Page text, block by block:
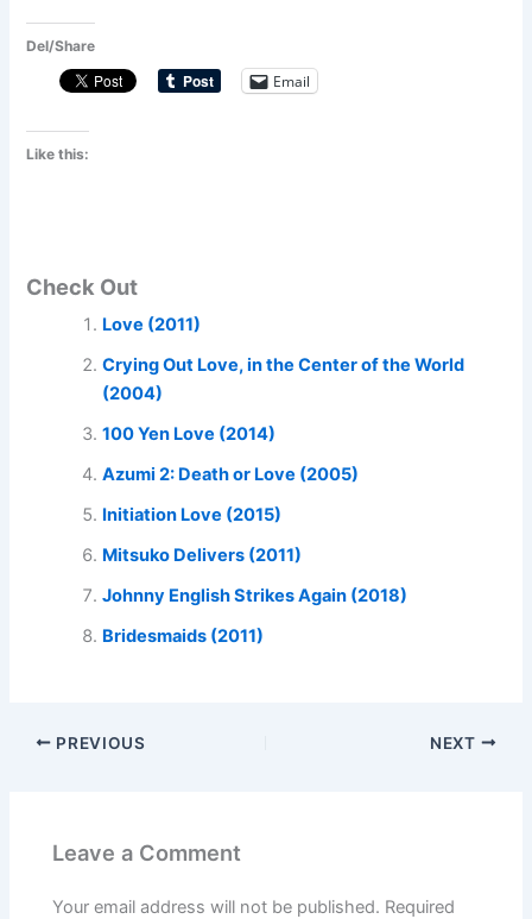
Del/Share
Email
Like this:
Check Out
Love (2011)
Crying Out Love, in the Center of the World
(2004)
100 Yen Love (2014)
Azumi 2: Death or Love (2005)
Initiation Love (2015)
Mitsuko Delivers (2011)
Johnny English Strikes Again (2018)
Bridesmaids (2011)
PREVIOUS NEXT
Leave a Comment
Your email address will not be published. Required